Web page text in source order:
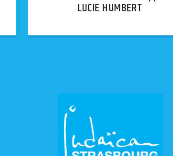
LUCIE HUMBERT